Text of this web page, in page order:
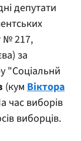
депутати
№ 217,
за
"Соціальнй
(кум Віктора
час виборів
виборців.